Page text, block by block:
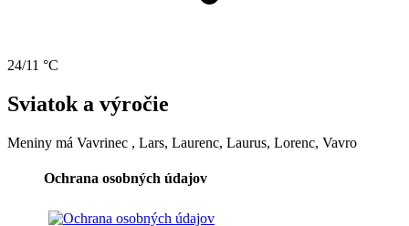
24/11 °C
Sviatok a výročie
Meniny má Vavrinec , Lars, Laurenc, Laurus, Lorenc, Vavro
Ochrana osobných údajov